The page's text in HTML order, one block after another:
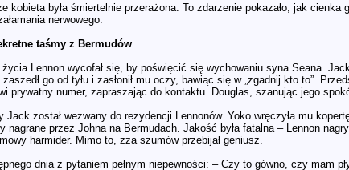
kobieta była śmiertelnie przerażona. To zdarzenie pokazało, jak cienka
nerwowego.
taśmy z Bermudów
Lennon wycofał się, by poświęcić się wychowaniu syna Seana.
go od tyłu i zasłonił mu oczy, bawiąc się w „zgadnij kto to”.
prywatny numer, zapraszając do kontaktu. Douglas, szanując jego
Jack został wezwany do rezydencji Lennonów. Yoko wręczyła mu
nagrane przez Johna na Bermudach. Jakość była fatalna – Lennon
harmider. Mimo to, zza szumów przebijał geniusz.
dnia z pytaniem pełnym niepewności: – Czy to gówno, czy mam